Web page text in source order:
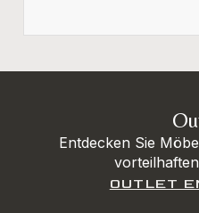
Entdecken Sie
OUTLET